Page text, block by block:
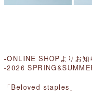
-ONLINE SHOPよりお知
-2026
「Beloved staples」